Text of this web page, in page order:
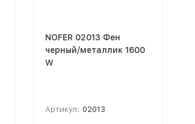
NOFER 02013 Фен
черный/металлик 1600
W
Артикул: 02013